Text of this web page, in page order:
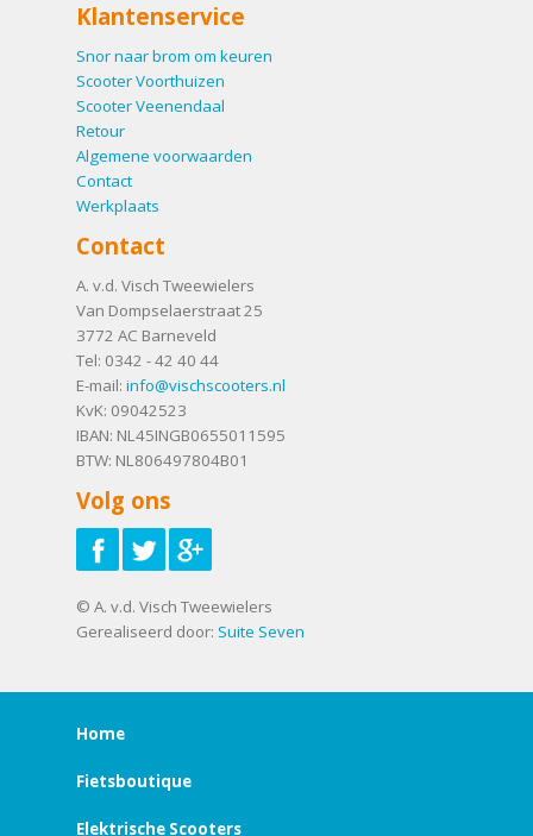
Klantenservice
Snor naar brom om keuren
Scooter Voorthuizen
Scooter Veenendaal
Retour
Algemene voorwaarden
Contact
Werkplaats
Contact
A. v.d. Visch Tweewielers
Van Dompselaerstraat 25
3772 AC Barneveld
Tel: 0342 - 42 40 44
E-mail: info@vischscooters.nl
KvK: 09042523
IBAN: NL45INGB0655011595
BTW: NL806497804B01
Volg ons
© A. v.d. Visch Tweewielers
Gerealiseerd door: Suite Seven
Home
Fietsboutique
Elektrische Scooters